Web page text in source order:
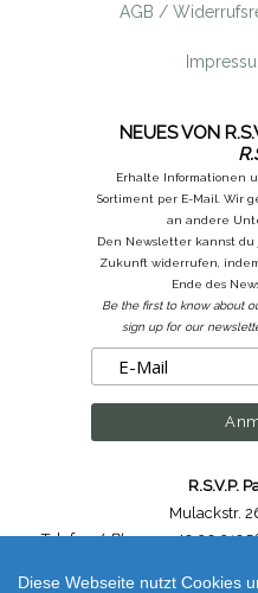
AGB /
NEUES VON
Erhalte Informationen
Sortiment per E-Mail. Wir
an andere
Den Newsletter kannst
Zukunft widerrufen,
Ende des
Be the first to know about
sign up for our
R.S.V.P.
Mulackstr.
Telefon /Phone:
Diese Webseite nutzt Cookies